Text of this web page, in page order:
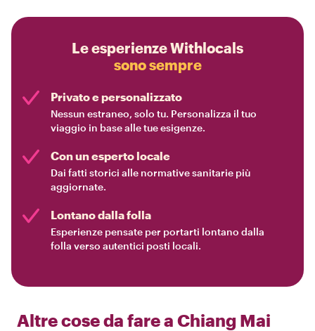
Le esperienze Withlocals
sono sempre
Privato e personalizzato
Nessun estraneo, solo tu. Personalizza il tuo
viaggio in base alle tue esigenze.
Con un esperto locale
Dai fatti storici alle normative sanitarie più
aggiornate.
Lontano dalla folla
Esperienze pensate per portarti lontano dalla
folla verso autentici posti locali.
Altre cose da fare a Chiang Mai